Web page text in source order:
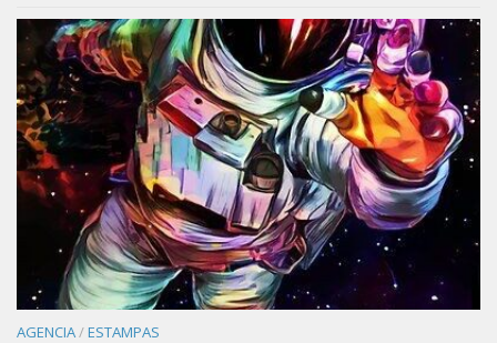
AGENCIA/ESTAMPAS